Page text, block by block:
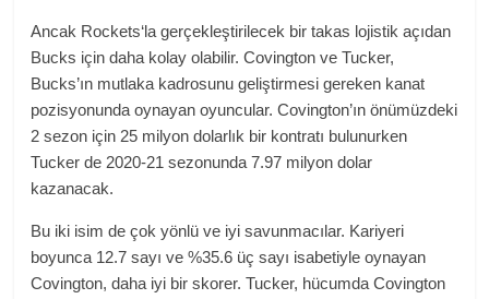
Ancak Rockets‘la gerçekleştirilecek bir takas lojistik açıdan
Bucks için daha kolay olabilir. Covington ve Tucker,
Bucks’ın mutlaka kadrosunu geliştirmesi gereken kanat
pozisyonunda oynayan oyuncular. Covington’ın önümüzdeki
2 sezon için 25 milyon dolarlık bir kontratı bulunurken
Tucker de 2020-21 sezonunda 7.97 milyon dolar
kazanacak.
Bu iki isim de çok yönlü ve iyi savunmacılar. Kariyeri
boyunca 12.7 sayı ve %35.6 üç sayı isabetiyle oynayan
Covington, daha iyi bir skorer. Tucker, hücumda Covington